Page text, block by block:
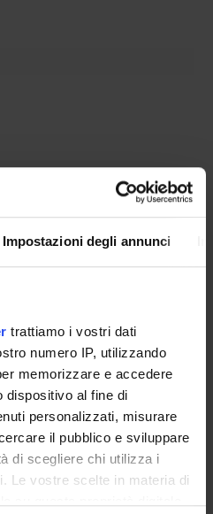
Impostazioni degli annunci
trattiamo i vostri dati
numero IP, utilizzando
memorizzare e accedere
dispositivo al fine di
personalizzati, misurare
il pubblico e sviluppare
di scegliere chi utilizza i
Le vostre scelte in materia di